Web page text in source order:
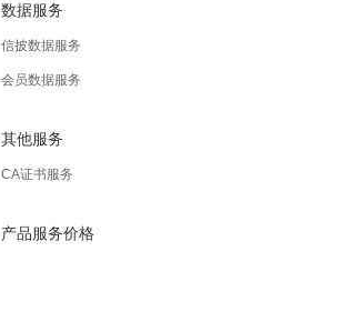
数据服务
信披数据服务
会员数据服务
其他服务
CA证书服务
产品服务价格